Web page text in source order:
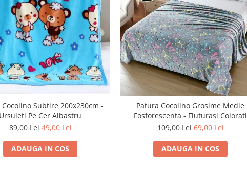
Cocolino Subtire 200x230cm -
Ursuleti Pe Cer Albastru
89,00 Lei49,00 Lei
ADAUGA IN COS
Patura Cocolino Grosime Medie
Fosforescenta - Fluturasi Colorati
109,00 Lei69,00 Lei
ADAUGA IN COS